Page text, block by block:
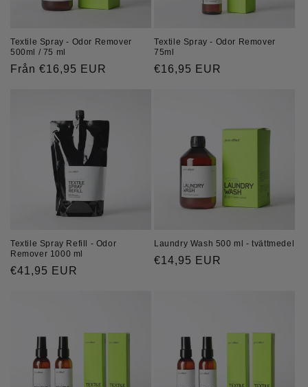
Textile Spray - Odor Remover
500ml / 75 ml
Ordinarie
Från €16,95 EUR
Textile Spray - Odor Remover
75ml
Ordinarie
€16,95 EUR
Textile Spray Refill - Odor
Remover 1000 ml
Ordinarie
€41,95 EUR
Laundry Wash 500 ml - tvättmedel
Ordinarie
€14,95 EUR